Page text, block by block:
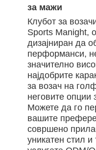
за мажи
Клубот за
Sports Manight,
дизајниран да
перформанси,
значително
најдобрите
за возач на
неговите опции
Можете да го
вашите
совршено
уникатен стил